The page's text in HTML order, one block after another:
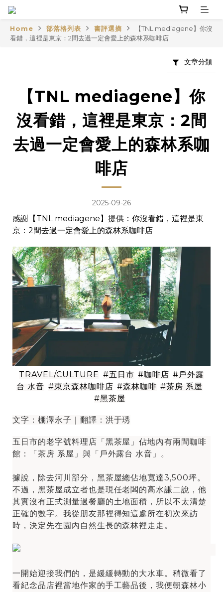
Home 部落格列表 書評選摘
【TNL mediagene】你沒
看錯，這裡是東京：2間去過一定會愛上的森林系咖啡店
文章分類
【TNL mediagene】你
沒看錯，這裡是東京：2間
去過一定會愛上的森林系咖
啡店
2025-09-26
感謝【TNL mediagene】提供： 你沒看錯，這裡是東
京：2間去過一定會愛上的森林系咖啡店
TRAVEL/CULTURE #五日市 #咖啡店 #戶外露
台 水音 #東京森林咖啡店 #森林咖啡 #茶房 系屋
#黑茶屋
文字：棚澤永子｜翻譯：洪于琇
五日市的老字號料理店「黑茶屋」佔地內有兩間咖啡
館：「茶房 系屋」與「戶外露台 水音」。
據說，除去河川部分，黑茶屋總佔地寬達3,500坪。
不過，黑茶屋成立者也是現任老闆的高水謙二說，他
其實沒有正式測量過餐廳的土地面積，所以不太清楚
正確的數字。我從朋友那裡得知這處所在初次來訪
時，決定先在園內自然生長的森林裡走走。
一開始迎接我們的，是緩緩轉動的大水車。稍微看了
看紀念品店裡當地作家的手工藝品後，我便朝森林小